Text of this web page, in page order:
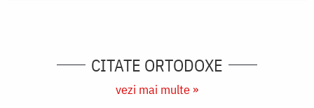
CITATE ORTODOXE
vezi mai multe »